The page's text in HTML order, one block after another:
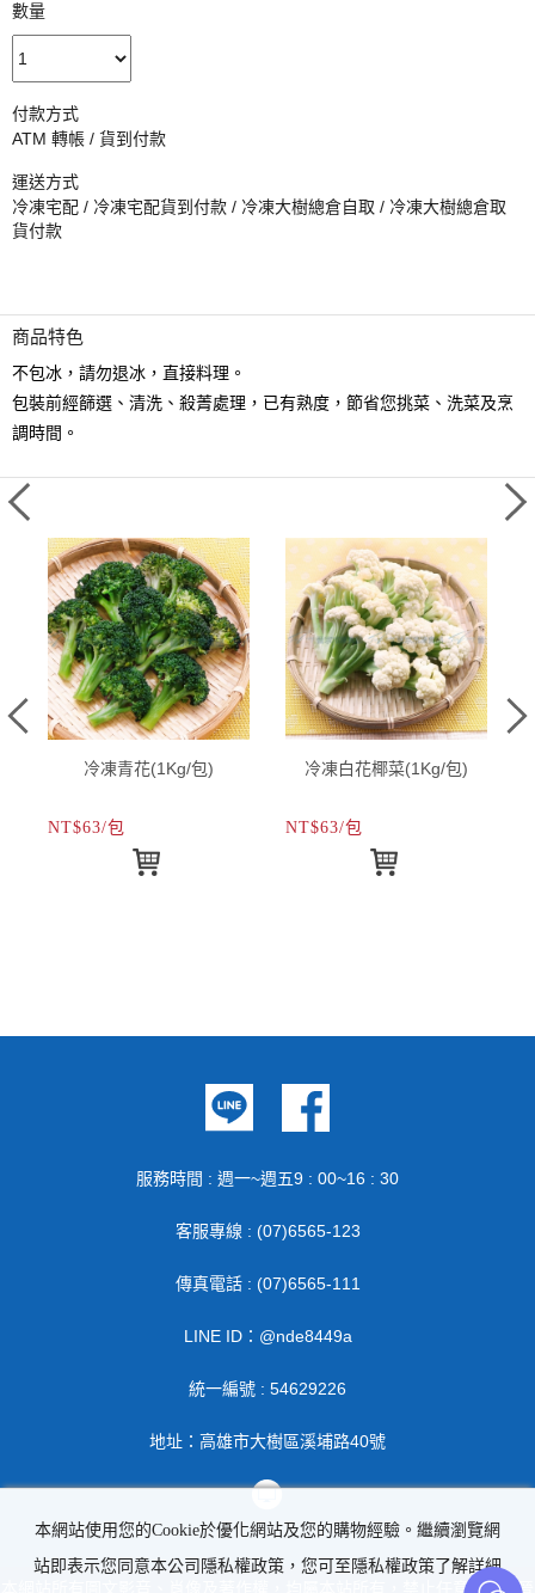
數量
付款方式
ATM 轉帳 / 貨到付款
運送方式
冷凍宅配 / 冷凍宅配貨到付款 / 冷凍大樹總倉自取 / 冷凍大樹總倉取
貨付款
商品特色
不包冰，請勿退冰，直接料理。
包裝前經篩選、清洗、殺菁處理，已有熟度，節省您挑菜、洗菜及烹
調時間。
冷凍青花(1Kg/包)
NT$63/包
冷凍白花椰菜(1Kg/包)
NT$63/包
服務時間 : 週一~週五9 : 00~16 : 30
客服專線 : (07)6565-123
傳真電話 : (07)6565-111
LINE ID：@nde8449a
統一編號 : 54629226
地址：高雄市大樹區溪埔路40號
本網站所有圖文影音、肖像及著作權，均屬本站所有，禁止任意轉載 | 晉
本網站使用您的Cookie於優化網站及您的購物經驗。繼續瀏覽網
站即表示您同意本公司隱私權政策，您可至隱私權政策了解詳細